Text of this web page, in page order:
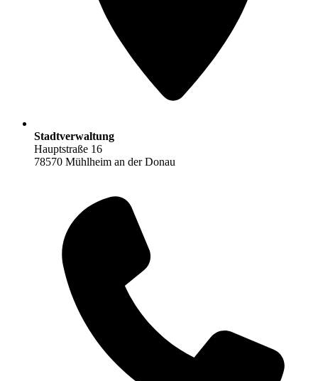
Stadtverwaltung
Hauptstraße 16
78570 Mühlheim an der Donau